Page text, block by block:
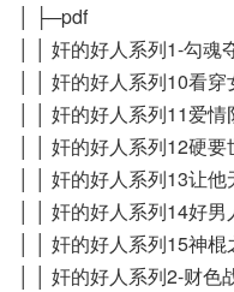
│ ├─pdf
│ │ 奸的好人系列1-勾
│ │ 奸的好人系列10看
│ │ 奸的好人系列11爱
│ │ 奸的好人系列12硬
│ │ 奸的好人系列13让
│ │ 奸的好人系列14好
│ │ 奸的好人系列15神
│ │ 奸的好人系列2-财色